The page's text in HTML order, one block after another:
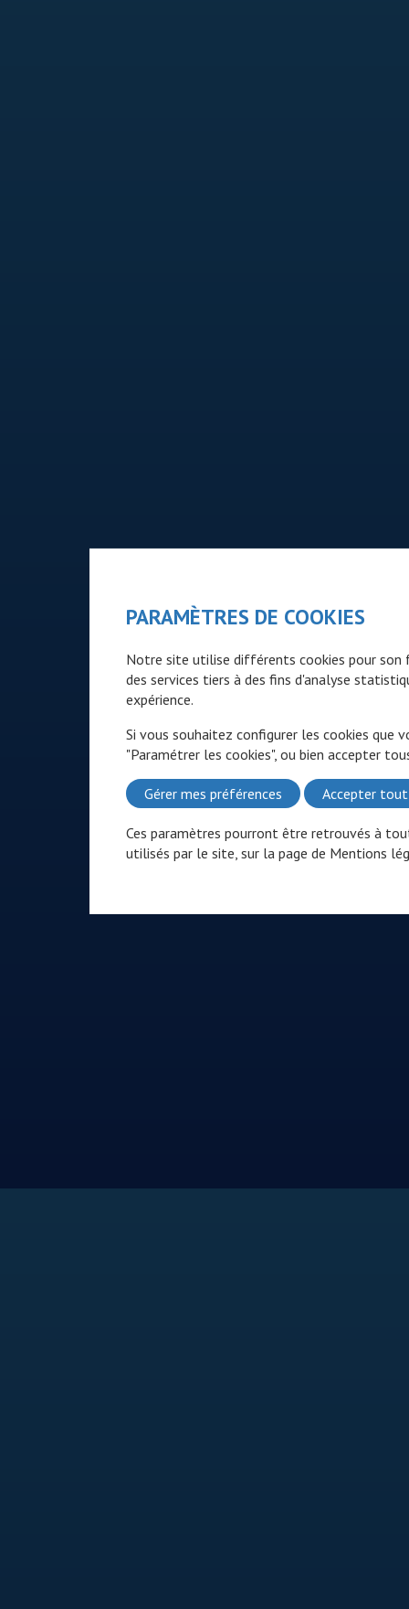
PARAMÈTRES DE COOKIES
Notre site utilise différents cookies pour son
des services tiers à des fins d'analyse
expérience.
Si vous souhaitez configurer les cookies que
"Paramétrer les cookies", ou bien accepter
Gérer mes préférences Accepter tout
Ces paramètres pourront être retrouvés à
utilisés par le site, sur la page de Mentions